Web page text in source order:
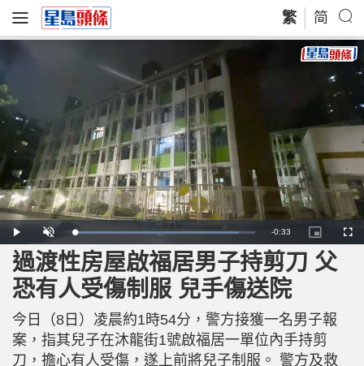
繁 简
P
l
a
y
U
n
m
u
t
L
o
a
d
e
d
:
9
0
8
6
%
R
e
m
-0:33
P
i
t
u
-
P
i
c
t
u
F
u
過渡性房屋啟福居男子持剪刀 父
恐有人受傷制服 兒手傷送院
今日（8日）凌晨約1時54分，警方接獲一名男子報
案，指其兒子在沐龍街1號啟福居一單位內手持剪
刀，擔心有人受傷，遂上前將兒子制服。 警方及救